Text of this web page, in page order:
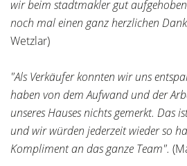
wir beim stadtmakler gut
noch mal einen ganz herzlichen
Wetzlar)
"Als Verkäufer konnten wir uns
haben von dem Aufwand und der
unseres Hauses nichts gemerkt. Das
und wir würden jederzeit wieder so
Kompliment an das ganze Team".